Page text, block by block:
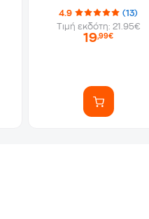
4.9
(13)
Τιμή εκδότη: 21.95€
19,99€